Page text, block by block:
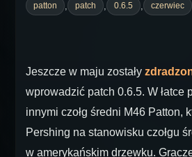
patton patch 0.6.5 czerwiec
Jeszcze w maju zostały
wprowadzić patch 0.6.5. W łatce
innymi czołg średni M46 Patton,
Pershing na stanowisku czołgu
w amerykańskim drzewku.